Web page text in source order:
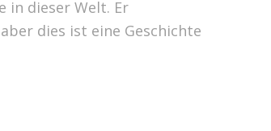
in dieser Welt. Er
dies ist eine Geschichte